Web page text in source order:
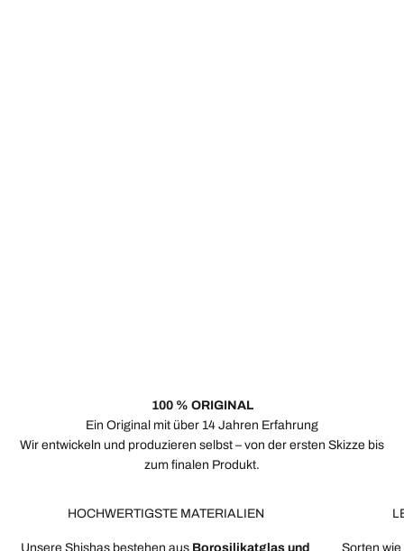
100 % ORIGINAL
Ein Original mit über 14 Jahren Erfahrung
Wir entwickeln und produzieren selbst – von der ersten Skizze bis
zum finalen Produkt.
HOCHWERTIGSTE MATERIALIEN
Unsere Shishas bestehen aus Borosilikatglas und
Sorten wie